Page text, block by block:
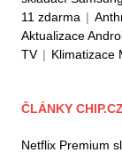
11 zdarma |
Aktualizace
TV | Klimatizace
ČLÁNKY CHIP.CZ
Netflix Premium